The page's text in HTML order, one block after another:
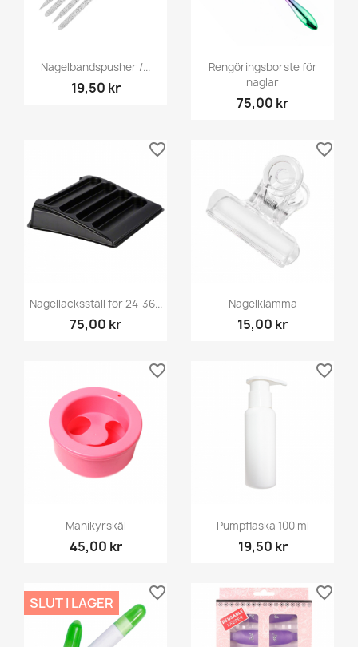
Nagelbandspusher /...
19,50 kr
Rengöringsborste för
naglar
75,00 kr
Nagellacksställ för 24-36...
75,00 kr
favorite_border
Nagelklämma
15,00 kr
favorite_border
Manikyrskål
45,00 kr
favorite_border
Pumpflaska 100 ml
19,50 kr
favorite_border
SLUT I LAGER
favorite_border favorite_border